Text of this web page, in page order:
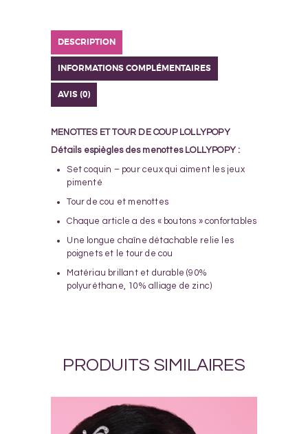
DESCRIPTION
INFORMATIONS COMPLÉMENTAIRES
AVIS (0)
MENOTTES ET TOUR DE COUP LOLLYPOPY
Détails espiègles des menottes LOLLYPOPY :
Set coquin – pour ceux qui aiment les jeux
pimenté
Tour de cou et menottes
Chaque article a des « boutons » confortables
Une longue chaîne détachable relie les
poignets et le tour de cou
Matériau brillant et durable (90%
polyuréthane, 10% alliage de zinc)
PRODUITS SIMILAIRES